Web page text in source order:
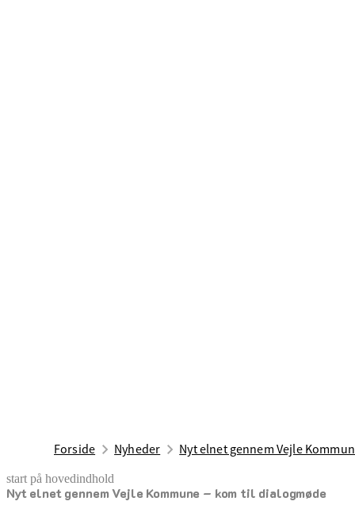
Forside Nyheder Nyt elnet gennem Vejle
start på hovedindhold
Nyt elnet gennem Vejle Kommune – kom til dialogmøde
senest opdateret 28. august 2025